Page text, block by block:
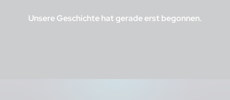
Unsere Geschichte hat gerade erst begonnen.